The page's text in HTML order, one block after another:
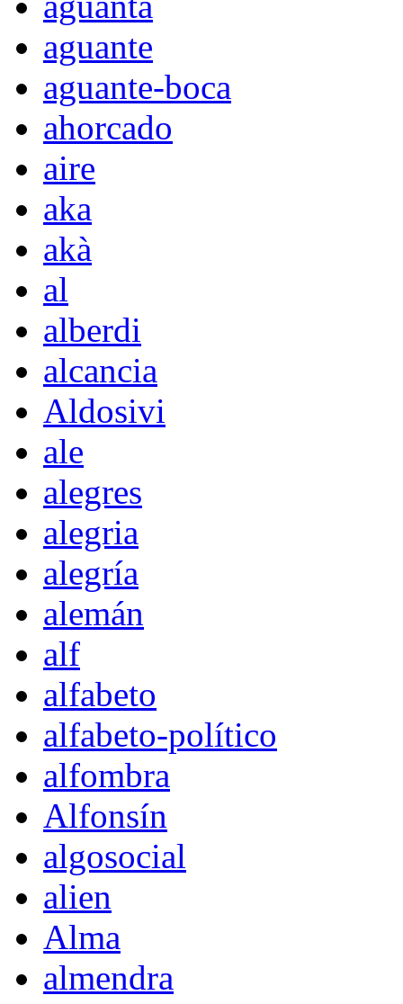
aguante
aguante-boca
ahorcado
aire
aka
akà
al
alberdi
alcancia
Aldosivi
ale
alegres
alegria
alegría
alemán
alf
alfabeto
alfabeto-político
alfombra
Alfonsín
algosocial
alien
Alma
almendra